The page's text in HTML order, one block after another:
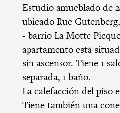
Estudio amueblado de
ubicado Rue Gutenberg,
- barrio La Motte
apartamento está
sin ascensor. Tiene 1
separada, 1 baño.
La calefacción del piso
Tiene también una